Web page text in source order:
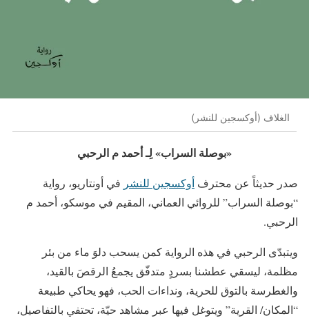
الغلاف (أوكسجين للنشر)
«بوصلة السراب» لِـ أحمد م الرحبي
صدر حديثاً عن محترف أوكسجين للنشر في أونتاريو، رواية
“بوصلة السراب” للروائي العماني، المقيم في موسكو، أحمد م
الرحبي.
ويتبدّى الرحبي في هذه الرواية كمن يسحب دلوَ ماء من بئر
مظلمة، ليسقي عطشنا بسردٍ متدفّق يجمعُ الرقصَ بالقيد،
والغطرسة بالتوق للحرية، ونداءات الحب، فهو يحاكي طبيعة
“المكان/ القرية” ويتوغل فيها عبر مشاهد حيّة، تحتفي بالتفاصيل،